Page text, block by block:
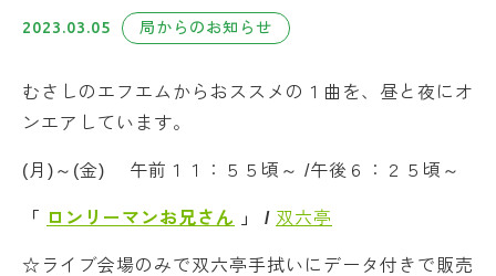
2023.03.05 局からのお知らせ
むさしのエフエムからおススメの１曲を、昼と夜にオ
ンエアしています。
(月)～(金) 午前１１：５５頃～ /午後６：２５頃～
「 ロンリーマンお兄さん 」 / 双六亭
☆ライブ会場のみで双六亭手拭いにデータ付きで販売